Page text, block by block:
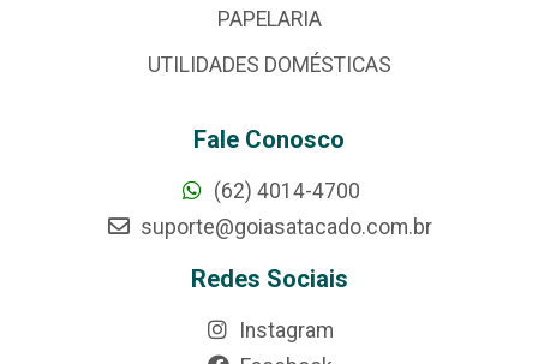
PAPELARIA
UTILIDADES DOMÉSTICAS
Fale Conosco
(62) 4014-4700
suporte@goiasatacado.com.br
Redes Sociais
Instagram